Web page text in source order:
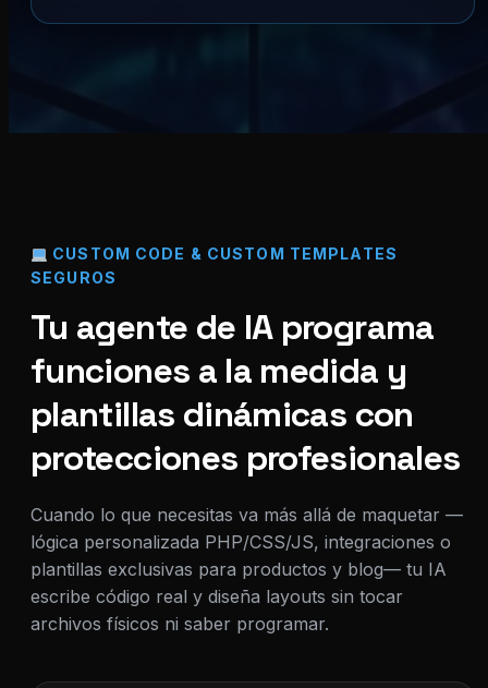
CUSTOM CODE & CUSTOM TEMPLATES
SEGUROS
Tu agente de IA programa
funciones a la medida y
plantillas dinámicas con
protecciones profesionales
Cuando lo que necesitas va más allá de maquetar —
lógica personalizada PHP/CSS/JS, integraciones o
plantillas exclusivas para productos y blog— tu IA
escribe código real y diseña layouts sin tocar
archivos físicos ni saber programar.